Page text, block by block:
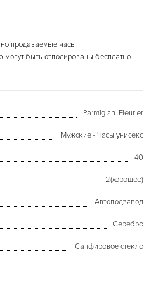
продаваемые часы.
быть отполированы бесплатно.
Parmigiani Fleurier
Мужские - Часы унисекс
40
2(хорошее)
Автоподзавод
Серебро
Сапфировое стекло